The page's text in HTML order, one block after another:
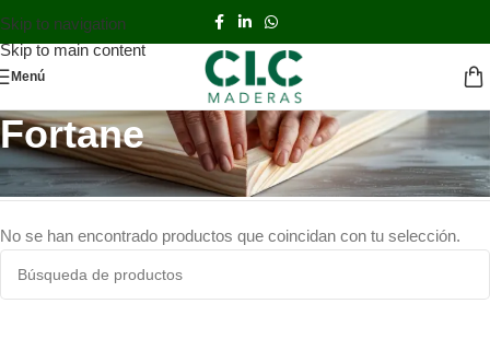
Skip to navigation
Skip to main content
Menú
Fortane
Inicio TIENDA ADHESIVOS Fortane
No se han encontrado productos que coincidan con tu selección.